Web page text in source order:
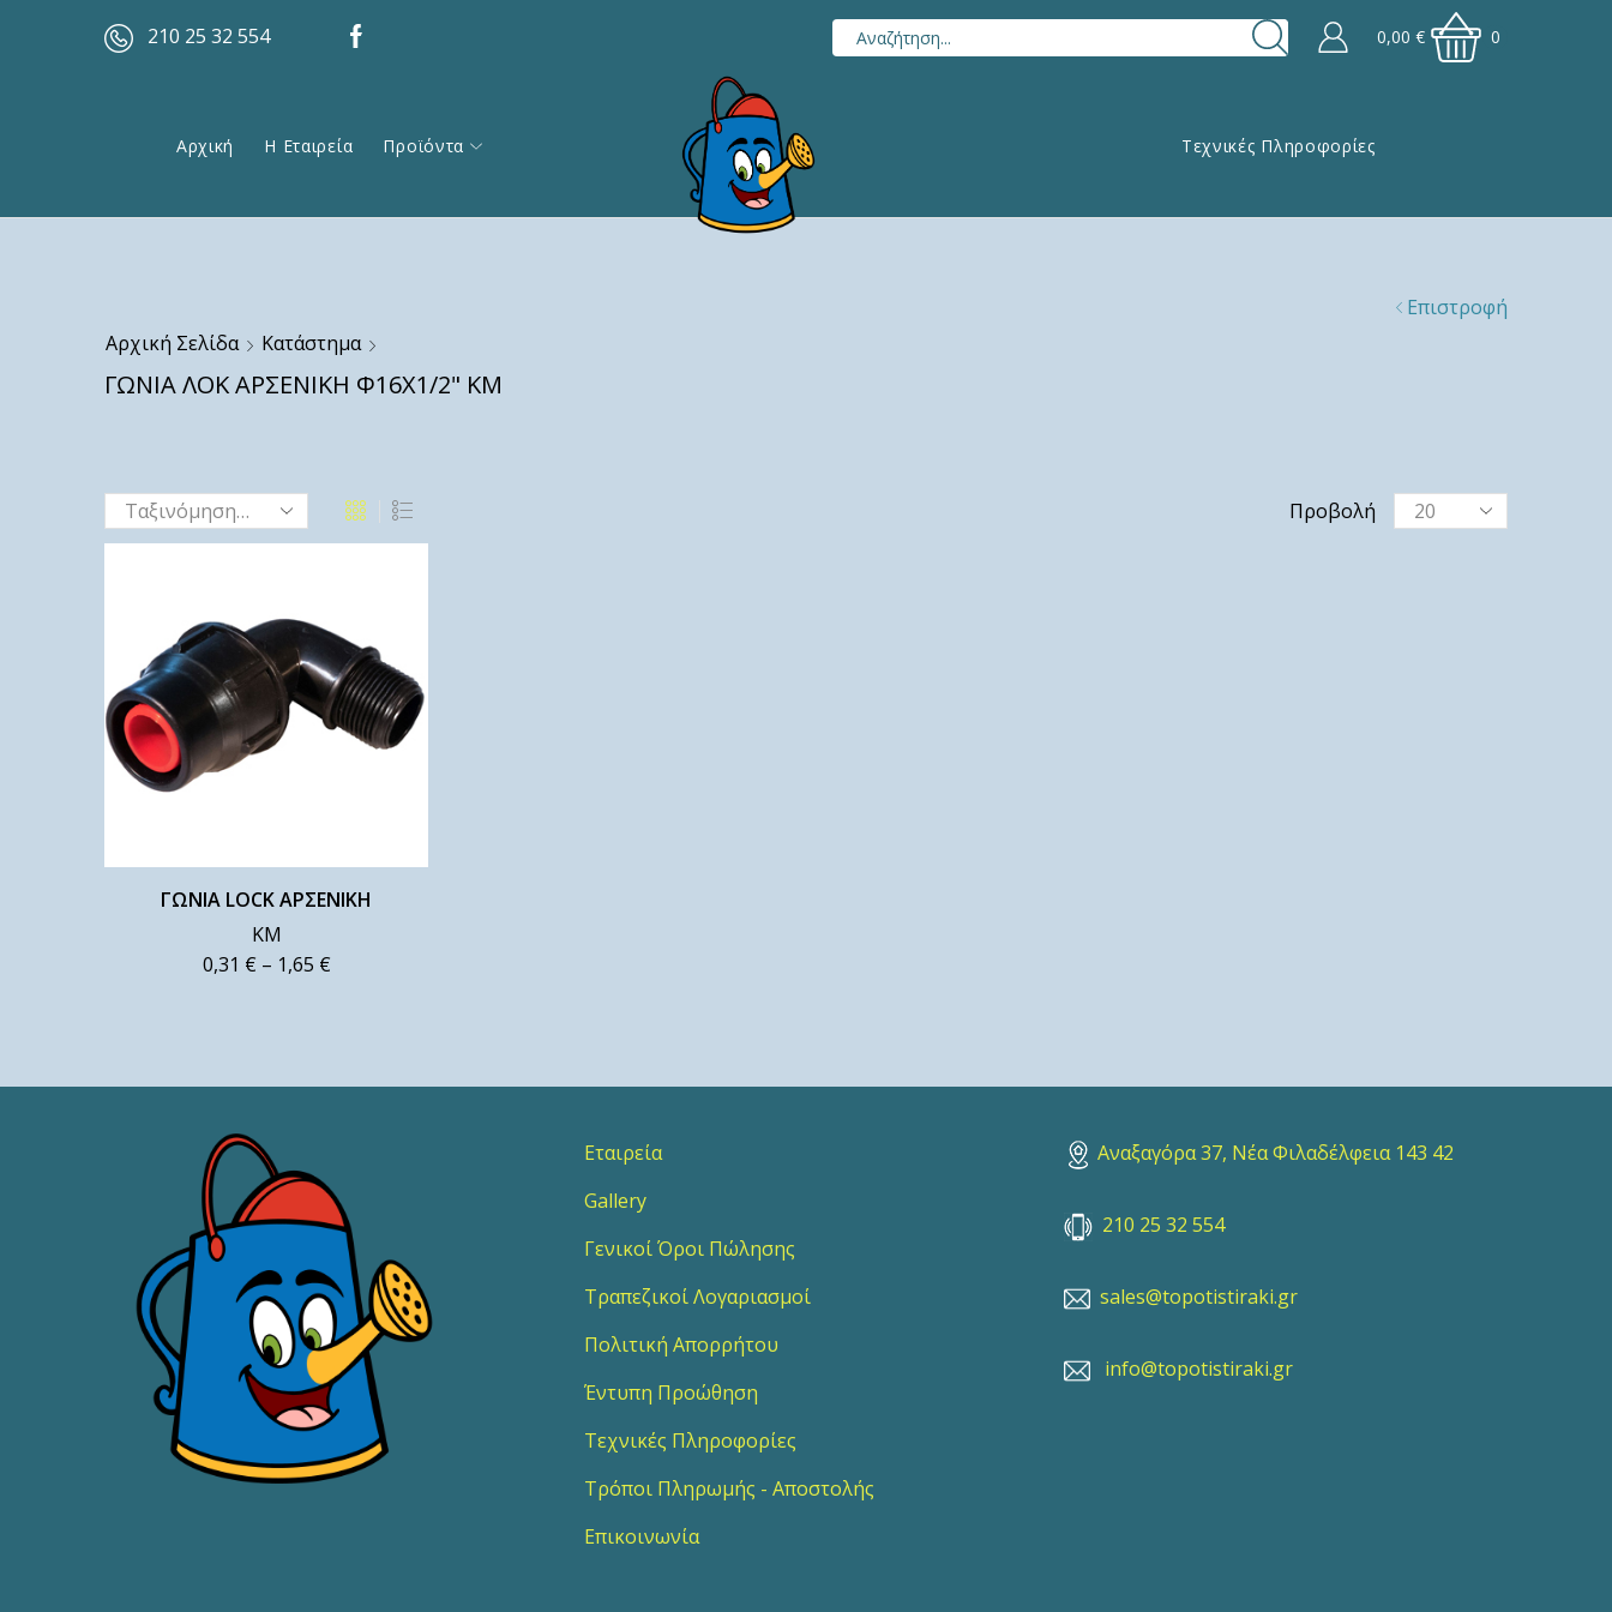
210 25 32 554 0,00€ 0
Αρχική Η Εταιρεία Προϊόντα Τεχνικές Πληροφορίες
Αρχική Σελίδα Κατάστημα
ΓΩΝΙΑ ΛΟΚ ΑΡΣΕΝΙΚΗ Φ16Χ1/2" ΚΜ
Επιστροφή
Προβολή
ΓΩΝΙΑ LOCK ΑΡΣΕΝΙΚΗ
ΚΜ
0,31 € – 1,65 €
Εταιρεία
Gallery
Γενικοί Όροι Πώλησης
Τραπεζικοί Λογαριασμοί
Πολιτική Απορρήτου
Έντυπη Προώθηση
Τεχνικές Πληροφορίες
Τρόποι Πληρωμής - Αποστολής
Επικοινωνία
Αναξαγόρα 37, Νέα Φιλαδέλφεια 143 42
210 25 32 554
sales@topotistiraki.gr
info@topotistiraki.gr